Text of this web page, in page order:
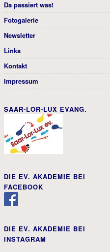
Da passiert was!
Fotogalerie
Newsletter
Links
Kontakt
Impressum
SAAR-LOR-LUX EVANG.
DIE EV. AKADEMIE BEI
FACEBOOK
DIE EV. AKADEMIE BEI
INSTAGRAM